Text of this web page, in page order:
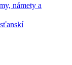
námety a